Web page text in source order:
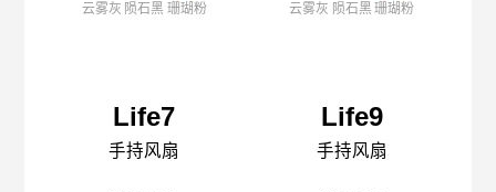
云雾灰 陨石黑 珊瑚粉
Life7
手持风扇
云雾灰 陨石黑 珊瑚粉
Life9
手持风扇